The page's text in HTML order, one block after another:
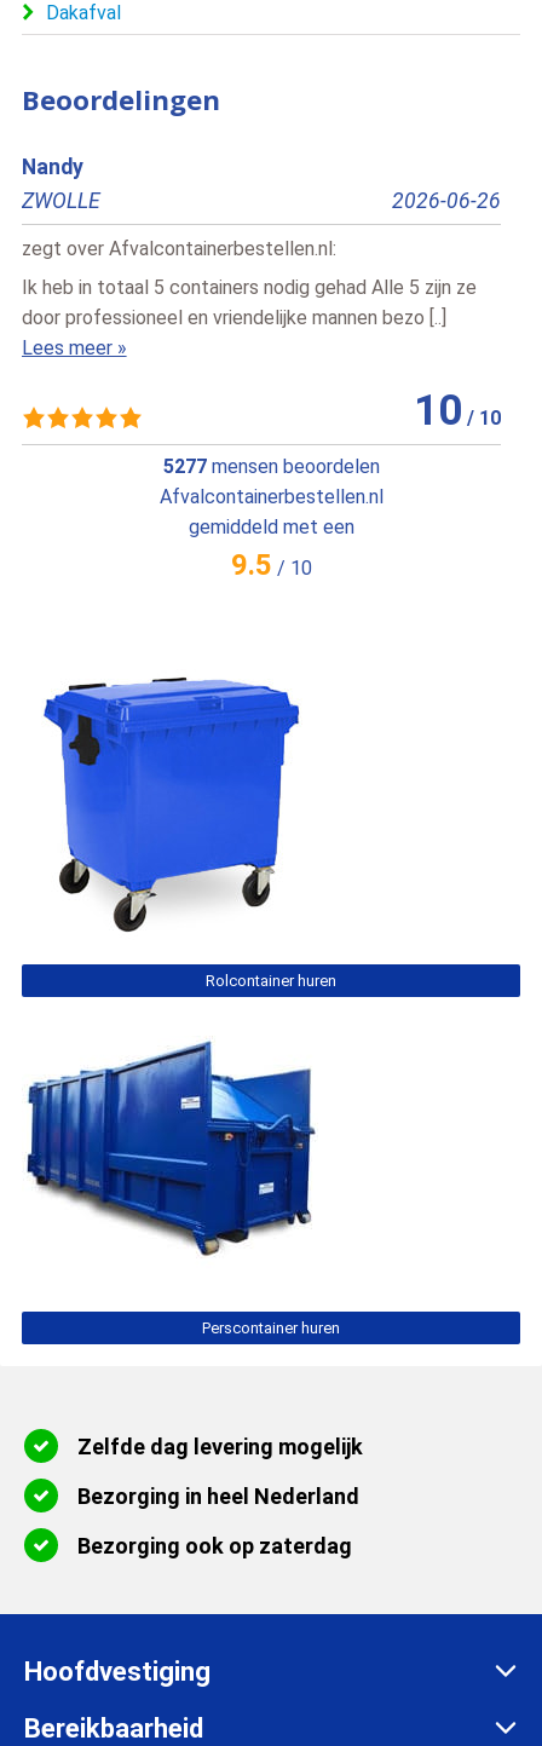
Dakafval
Beoordelingen
2026-06-26
Alle 5 zijn ze
bezo [..]
10/10
zegt overAfvalcontainerbestellen.nl
alles is goed verlopen keurig op tijd geleverd
zeker weer een container huren als we weer 1
5277mensen beoordelen
Afvalcontainerbestellen.nl
gemiddeld met een
9.5 / 10
Rolcontainer huren
Perscontainer huren
Zelfde dag levering mogelijk
Bezorging in heel Nederland
Bezorging ook op zaterdag
Hoofdvestiging
Zadelmakersstraat 26
Bereikbaarheid